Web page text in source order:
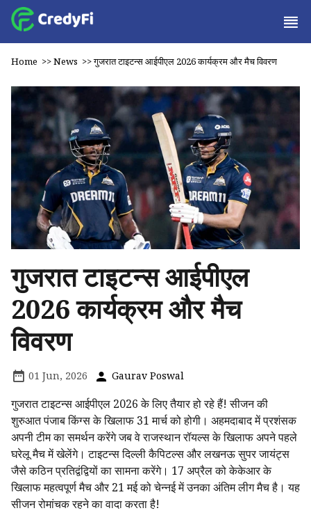
Home >>News >>गुजरात टाइटन्स आईपीएल 2026 कार्यक्रम और मैच विवरण
गुजरात टाइटन्स आईपीएल
2026 कार्यक्रम और मैच
विवरण
01 Jun, 2026 Gaurav Poswal
गुजरात टाइटन्स आईपीएल 2026 के लिए तैयार हो रहे हैं! सीजन की
शुरुआत पंजाब किंग्स के खिलाफ 31 मार्च को होगी। अहमदाबाद में प्रशंसक
अपनी टीम का समर्थन करेंगे जब वे राजस्थान रॉयल्स के खिलाफ अपने पहले
घरेलू मैच में खेलेंगे। टाइटन्स दिल्ली कैपिटल्स और लखनऊ सुपर जायंट्स
जैसे कठिन प्रतिद्वंद्वियों का सामना करेंगे। 17 अप्रैल को केकेआर के
खिलाफ महत्वपूर्ण मैच और 21 मई को चेन्नई में उनका अंतिम लीग मैच है। यह
सीजन रोमांचक रहने का वादा करता है!